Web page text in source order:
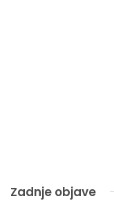
Zadnje objave